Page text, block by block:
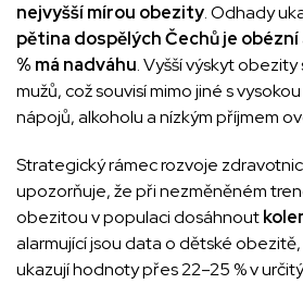
nejvyšší mírou obezity. Odhady
pětina dospělých Čechů je obézní
% má nadváhu. Vyšší výskyt
mužů, což souvisí mimo jiné s
nápojů, alkoholu a nízkým příjmem
Strategický rámec rozvoje
upozorňuje, že při nezměněném
obezitou v populaci dosáhnout
alarmující jsou data o dětské
ukazují hodnoty přes 22–25 % v